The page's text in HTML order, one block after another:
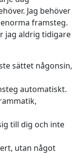
Jag behöver
framsteg.
jag aldrig tidigare
sättet någonsin,
automatiskt.
till dig och inte
utan något